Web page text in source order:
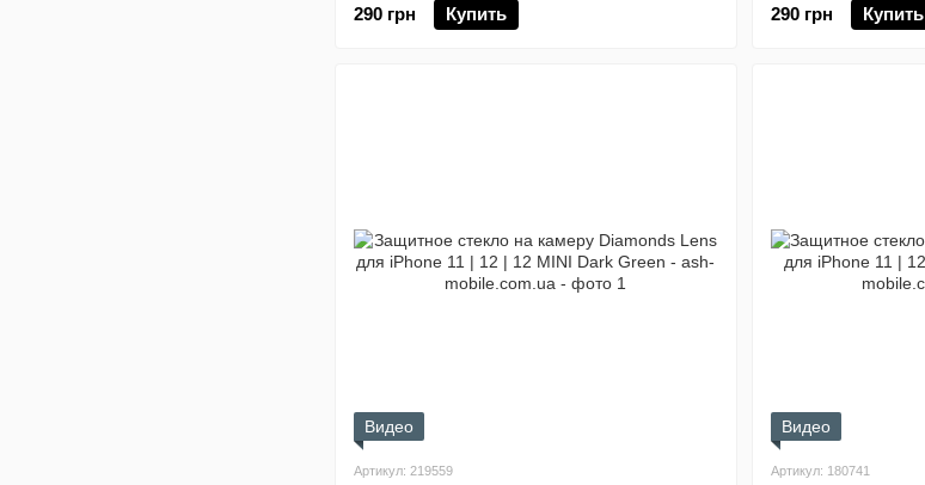
290 грн
Купить
290 грн
Купить
Видео
Артикул: 219559
Видео
Артикул: 180741